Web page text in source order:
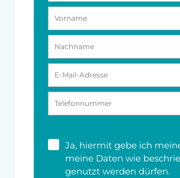
Ja, hiermit gebe ich
meine Daten wie
genutzt werden dürfen.